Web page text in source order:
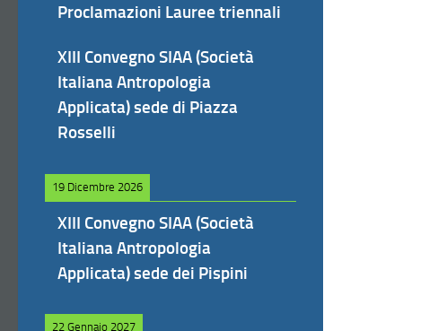
Proclamazioni Lauree triennali
XIII Convegno SIAA (Società
Italiana Antropologia
Applicata) sede di Piazza
Rosselli
19 Dicembre 2026
XIII Convegno SIAA (Società
Italiana Antropologia
Applicata) sede dei Pispini
22 Gennaio 2027